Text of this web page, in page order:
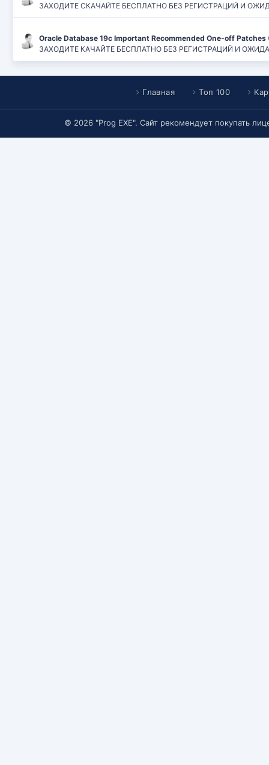
ЗАХОДИТЕ СКАЧАЙТЕ БЕСПЛАТНО БЕЗ РЕГИСТРАЦИЙ И
Oracle Database 19c Important Recommended One-off Patches
ЗАХОДИТЕ КАЧАЙТЕ БЕСПЛАТНО БЕЗ РЕГИСТРАЦИЙ И
Главная Топ 100
© 2026 "Prog EXE". Сайт рекомендует покупать